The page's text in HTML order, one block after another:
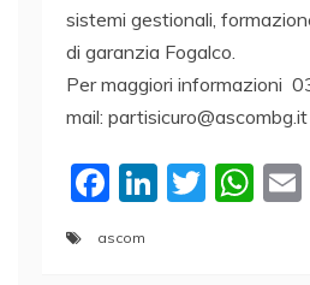
sistemi gestionali,
di garanzia Fogalco.
Per maggiori informazioni
mail: partisicuro@ascombg.it
F
c
Li T
W
ascom